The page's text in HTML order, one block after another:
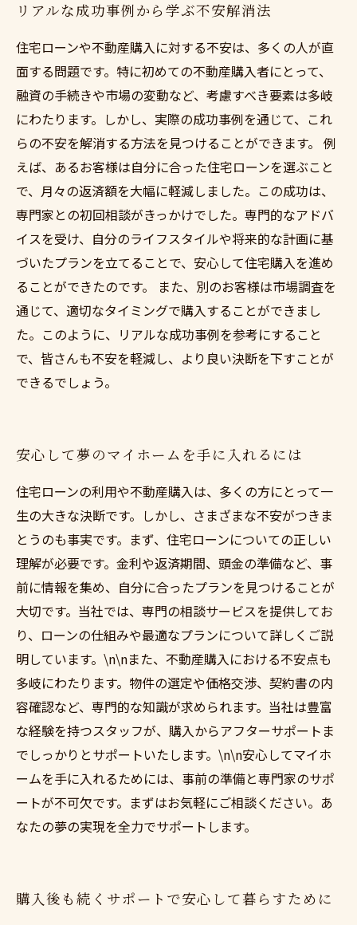
リアルな成功事例から学ぶ不安解消法
住宅ローンや不動産購入に対する不安は、多くの人が直
面する問題です。特に初めての不動産購入者にとって、
融資の手続きや市場の変動など、考慮すべき要素は多岐
にわたります。しかし、実際の成功事例を通じて、これ
らの不安を解消する方法を見つけることができます。 例
えば、あるお客様は自分に合った住宅ローンを選ぶこと
で、月々の返済額を大幅に軽減しました。この成功は、
専門家との初回相談がきっかけでした。専門的なアドバ
イスを受け、自分のライフスタイルや将来的な計画に基
づいたプランを立てることで、安心して住宅購入を進め
ることができたのです。 また、別のお客様は市場調査を
通じて、適切なタイミングで購入することができまし
た。このように、リアルな成功事例を参考にすること
で、皆さんも不安を軽減し、より良い決断を下すことが
できるでしょう。
安心して夢のマイホームを手に入れるには
住宅ローンの利用や不動産購入は、多くの方にとって一
生の大きな決断です。しかし、さまざまな不安がつきま
とうのも事実です。まず、住宅ローンについての正しい
理解が必要です。金利や返済期間、頭金の準備など、事
前に情報を集め、自分に合ったプランを見つけることが
大切です。当社では、専門の相談サービスを提供してお
り、ローンの仕組みや最適なプランについて詳しくご説
明しています。\n\nまた、不動産購入における不安点も
多岐にわたります。物件の選定や価格交渉、契約書の内
容確認など、専門的な知識が求められます。当社は豊富
な経験を持つスタッフが、購入からアフターサポートま
でしっかりとサポートいたします。\n\n安心してマイホ
ームを手に入れるためには、事前の準備と専門家のサポ
ートが不可欠です。まずはお気軽にご相談ください。あ
なたの夢の実現を全力でサポートします。
購入後も続くサポートで安心して暮らすために